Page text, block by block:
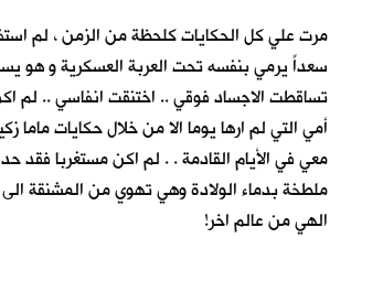
مرت علي كل الحكايات كلحظة من الزمن ، لم
سعداً يرمي بنفسه تحت العربة العسكرية و هو
تساقطت الاجساد فوقي .. اختنقت انفاسي .. لم
أمي التي لم ارها يوما الا من خلال حكايات
معي في الأيام القادمة . . لم اكن مستغربا فقد
ملطخة بدماء الولادة وهي تهوي من المشنقة
الهي من عالم اخر!